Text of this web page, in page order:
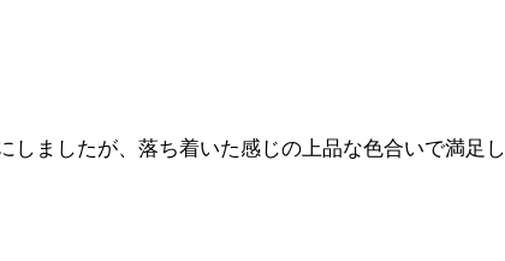
ましたが、落ち着いた感じの上品な色合いで満足し